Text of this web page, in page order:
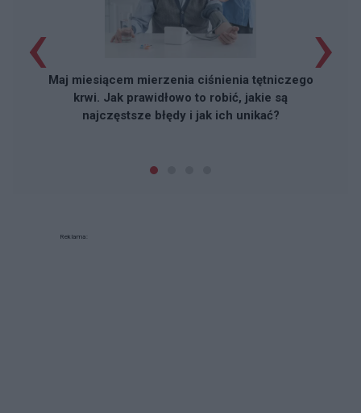
Maj miesiącem mierzenia ciśnienia tętniczego
krwi. Jak prawidłowo to robić, jakie są
najczęstsze błędy i jak ich unikać?
‹ ›
Reklama: